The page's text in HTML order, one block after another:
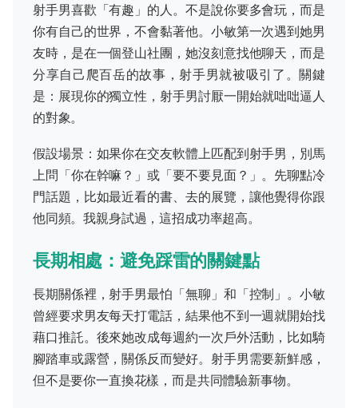
射手男喜歡「有趣」的人。不是說你要多會玩，而是
你有自己的世界，不會黏著他。小敏第一次遇到她男
友時，是在一個登山社團，她沒刻意找他聊天，而是
分享自己爬百岳的故事，射手男就被吸引了。關鍵
是：展現你的獨立性，射手男討厭一開始就咄咄逼人
的對象。
假設場景：如果你在交友軟體上匹配到射手男，別馬
上問「你在幹嘛？」或「要不要見面？」。先聊點冷
門話題，比如最近看的書、去的展覽，讓他覺得你跟
他同頻。我親身試過，這招成功率超高。
長期相處：避免踩雷的關鍵點
長期關係裡，射手男最怕「無聊」和「控制」。小敏
曾經要求男友每天打電話，結果他不到一週就開始找
藉口推託。後來她改成每週約一次戶外活動，比如騎
腳踏車或露營，關係反而變好。射手男需要新鮮感，
但不是要你一直換花樣，而是共同體驗新事物。